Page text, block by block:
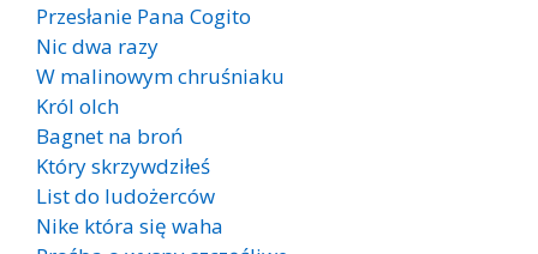
Przesłanie Pana Cogito
Nic dwa razy
W malinowym chruśniaku
Król olch
Bagnet na broń
Który skrzywdziłeś
List do ludożerców
Nike która się waha